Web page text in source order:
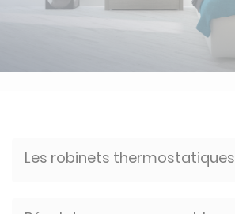
Les robinets thermostatiques